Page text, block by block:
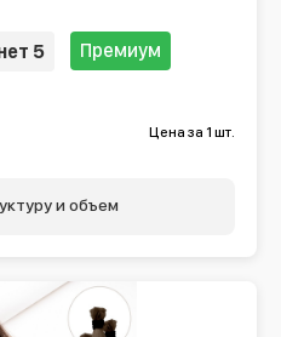
5 Премиум
Цена за 1 шт.
и объем